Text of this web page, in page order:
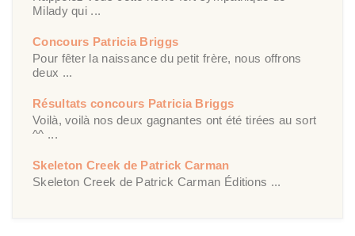
Milady qui ...
Concours Patricia Briggs
Pour fêter la naissance du petit frère, nous offrons
deux ...
Résultats concours Patricia Briggs
Voilà, voilà nos deux gagnantes ont été tirées au sort
^^ ...
Skeleton Creek de Patrick Carman
Skeleton Creek de Patrick Carman Éditions ...